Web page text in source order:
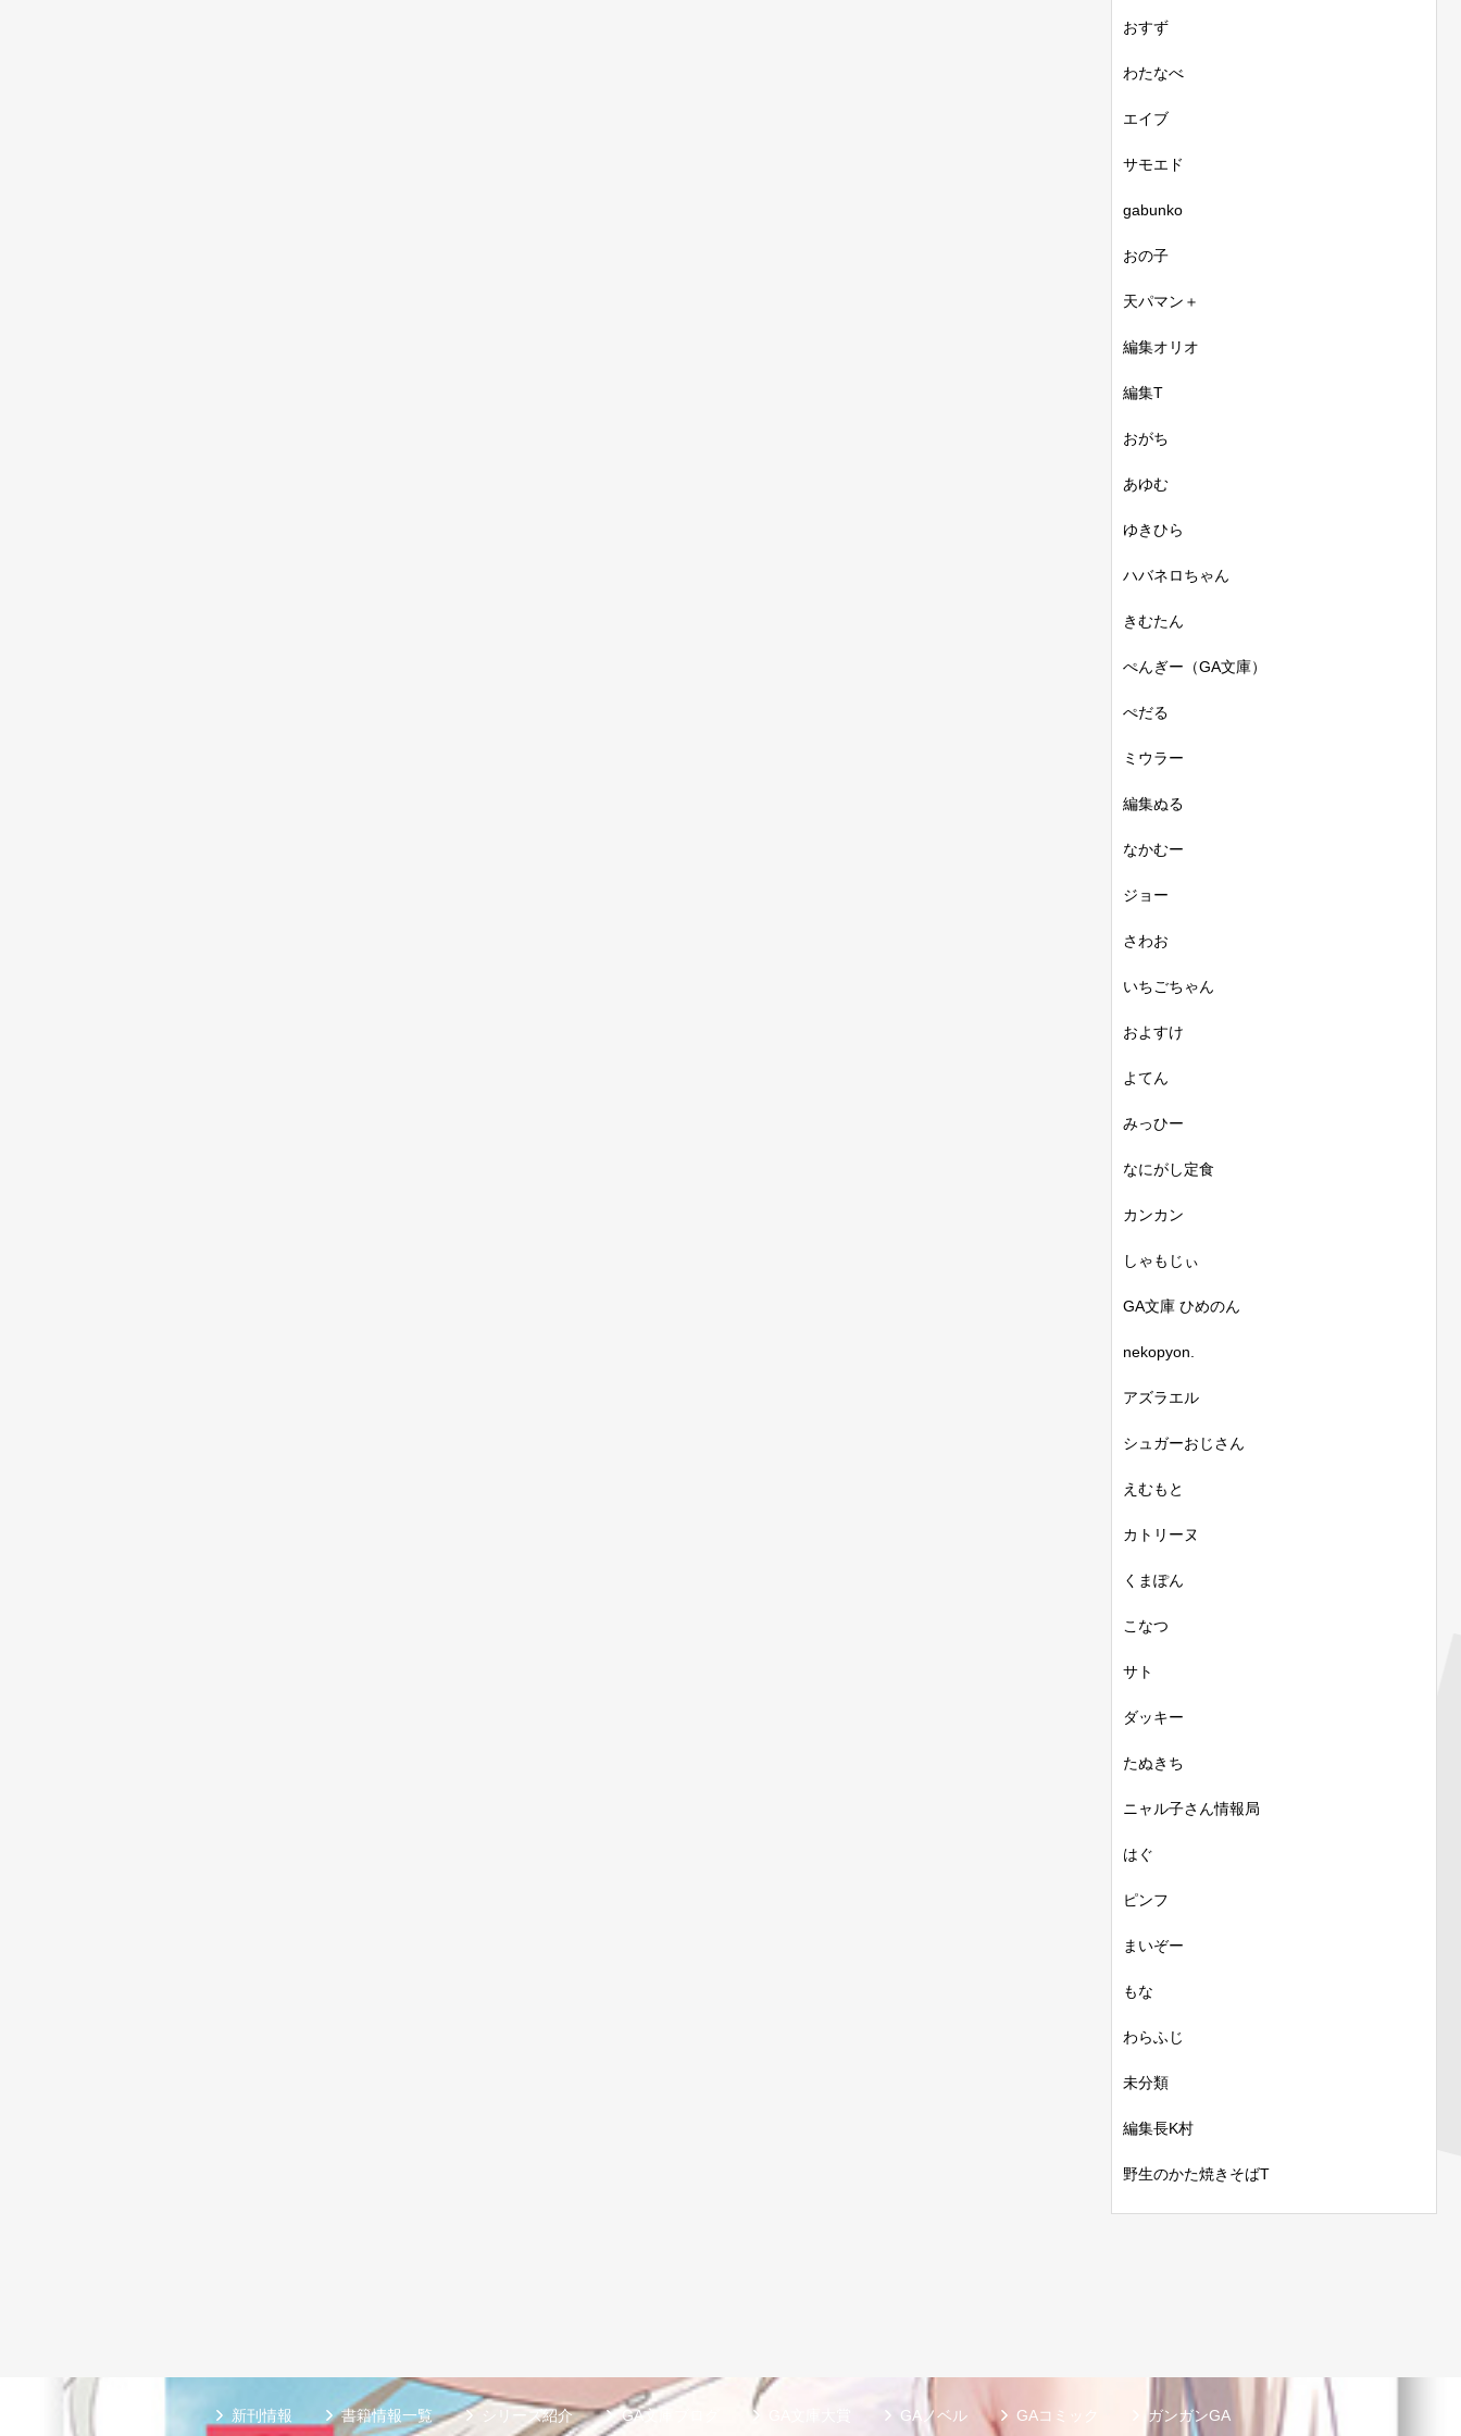
おすず
わたなべ
エイブ
サモエド
gabunko
おの子
天パマン＋
編集オリオ
編集T
おがち
あゆむ
ゆきひら
ハバネロちゃん
きむたん
ぺんぎー（GA文庫）
ぺだる
ミウラー
編集ぬる
なかむー
ジョー
さわお
いちごちゃん
およすけ
よてん
みっひー
なにがし定食
カンカン
しゃもじぃ
GA文庫 ひめのん
nekopyon.
アズラエル
シュガーおじさん
えむもと
カトリーヌ
くまぽん
こなつ
サト
ダッキー
たぬきち
ニャル子さん情報局
はぐ
ピンフ
まいぞー
もな
わらふじ
未分類
編集長K村
野生のかた焼きそばT
新刊情報 書籍情報一覧 シリーズ紹介 GA文庫ブログ GAノベル GAコミック ガンガンGA